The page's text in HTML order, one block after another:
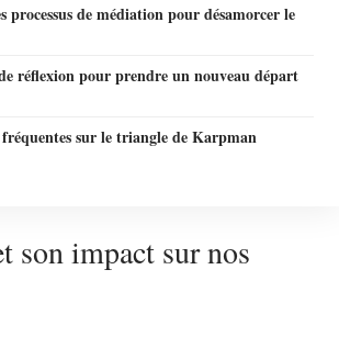
processus de médiation pour désamorcer le
réflexion pour prendre un nouveau départ
sur le triangle de Karpman
son impact sur nos